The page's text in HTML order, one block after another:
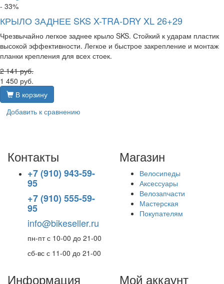
- 33%
КРЫЛО ЗАДНЕЕ SKS X-TRA-DRY XL 26+29
Чрезвычайно легкое заднее крыло SKS. Стойкий к ударам пластик
высокой эффективности. Легкое и быстрое закрепление и монтаж
планки крепления для всех стоек.
2 141руб.
1 450 руб.
В корзину
Добавить к сравнению
Контакты
+7 (910) 943-59-
95
+7 (910) 555-59-
95
info@bikeseller.ru
пн-пт с 10-00 до 21-00
сб-вс с 11-00 до 21-00
Магазин
Велосипеды
Аксессуары
Велозапчасти
Мастерская
Покупателям
Информация Мой аккаунт